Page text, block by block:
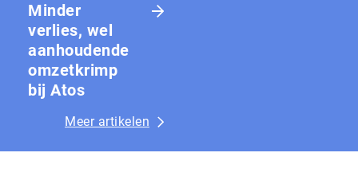
Minder
verlies, wel
aanhoudende
omzetkrimp
bij Atos
Meer artikelen